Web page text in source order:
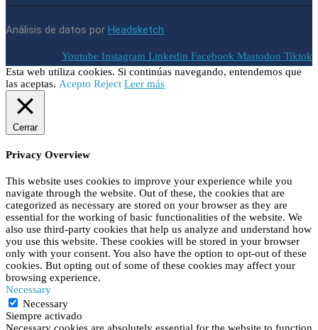
Análisis de datos por Headsketch
Youtube Instagram Linkedin Facebook Mastodon Tiktok
Esta web utiliza cookies. Si continúas navegando, entendemos que
las aceptas. Acepto Reject Leer más
Cerrar
Privacy Overview
This website uses cookies to improve your experience while you
navigate through the website. Out of these, the cookies that are
categorized as necessary are stored on your browser as they are
essential for the working of basic functionalities of the website. We
also use third-party cookies that help us analyze and understand how
you use this website. These cookies will be stored in your browser
only with your consent. You also have the option to opt-out of these
cookies. But opting out of some of these cookies may affect your
browsing experience.
Necessary
Necessary
Siempre activado